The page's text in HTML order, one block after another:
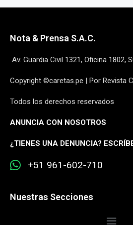
Nota & Prensa S.A.C.
Av. Guardia Civil 1321, Oficina 1802,
Copyright ©caretas.pe | Por Revista
Todos los derechos reservados
ANUNCIA CON NOSOTROS
¿TIENES UNA DENUNCIA?
+51 961-602-710
Nuestras Secciones